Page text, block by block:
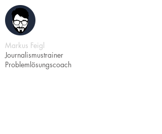
Markus Feigl
Journalismustrainer
Problemlösungscoach